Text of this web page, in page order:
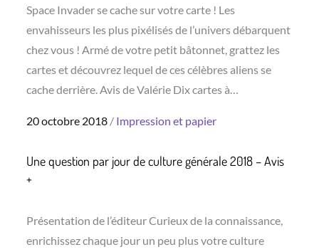
Space Invader se cache sur votre carte ! Les
envahisseurs les plus pixélisés de l’univers débarquent
chez vous ! Armé de votre petit bâtonnet, grattez les
cartes et découvrez lequel de ces célèbres aliens se
cache derrière. Avis de Valérie Dix cartes à…
Posted
20 octobre 2018 Impression et papier
Une question par jour de culture générale 2018 – Avis
+
Présentation de l’éditeur Curieux de la connaissance,
enrichissez chaque jour un peu plus votre culture